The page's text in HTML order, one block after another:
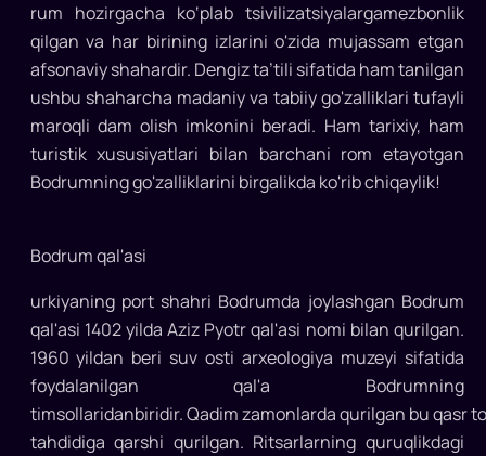
ko'zga
ko‘ringan
sayyohlar
tomonidan
dam
maskanlaridan
biridir...
rum hozirgacha ko‘plab tsivilizatsiyalargamezbonlik
qilgan va har birining izlarini o'zida mujassam etgan
afsonaviy shahardir. Dengiz ta’tili sifatida ham tanilgan
ushbu shaharcha madaniy va tabiiy go'zalliklari tufayli
maroqli dam olish imkonini beradi. Ham tarixiy, ham
turistik xususiyatlari bilan barchani rom etayotgan
Bodrumning go'zalliklarini birgalikda ko'rib chiqaylik!
Bodrum qal'asi
urkiyaning port shahri Bodrumda joylashgan Bodrum
qal'asi 1402 yilda Aziz Pyotr qal'asi nomi bilan qurilgan.
1960 yildan beri suv osti arxeologiya muzeyi sifatida
foydalanilgan qal'a Bodrumning
timsollaridanbiridir. Qadim zamonlarda qurilgan bu qasr
tahdidiga qarshi qurilgan. Ritsarlarning quruqlikdagi